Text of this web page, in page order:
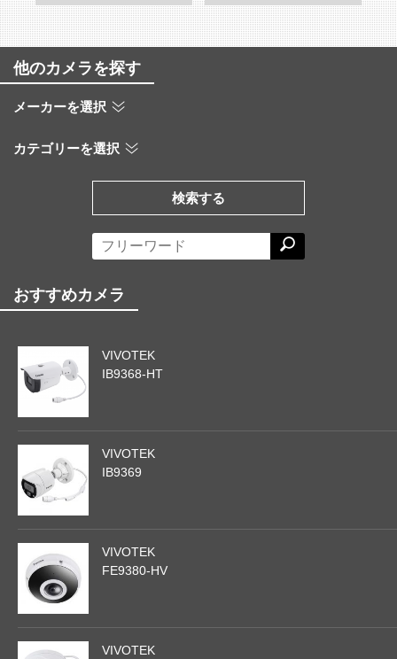
他のカメラを探す
メーカーを選択
カテゴリーを選択
検索する
おすすめカメラ
VIVOTEK
IB9368-HT
VIVOTEK
IB9369
VIVOTEK
FE9380-HV
VIVOTEK